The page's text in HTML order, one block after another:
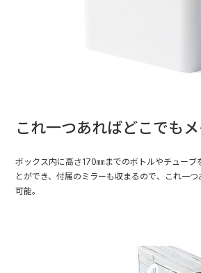
これ一つあればどこでもメ
ボックス内に高さ170㎜までのボトルやチューブ
とができ、付属のミラーも収まるので、これ一
可能。